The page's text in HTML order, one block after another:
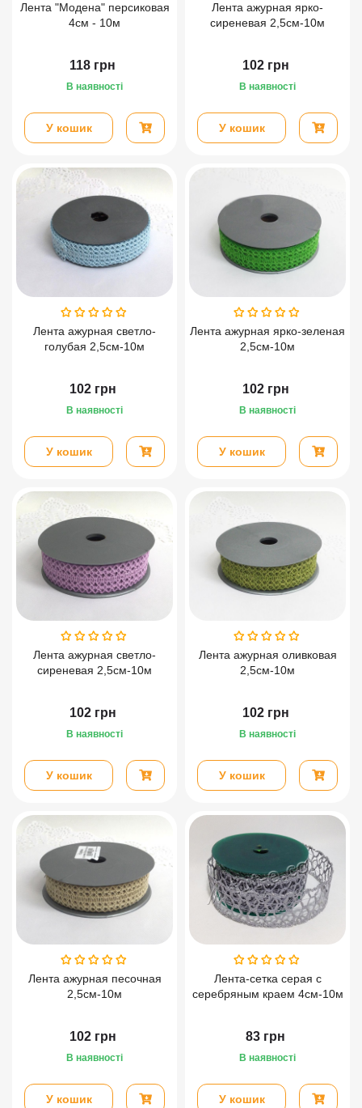
Лента "Модена" персиковая
4см - 10м
118 грн
В наявності
У кошик
Лента ажурная ярко-
сиреневая 2,5см-10м
102 грн
В наявності
У кошик
Лента ажурная светло-
голубая 2,5см-10м
102 грн
В наявності
У кошик
Лента ажурная ярко-зеленая
2,5см-10м
102 грн
В наявності
У кошик
Лента ажурная светло-
сиреневая 2,5см-10м
102 грн
В наявності
У кошик
Лента ажурная оливковая
2,5см-10м
102 грн
В наявності
У кошик
Лента ажурная песочная
2,5см-10м
102 грн
В наявності
У кошик
Лента-сетка серая с
серебряным краем 4см-10м
83 грн
В наявності
У кошик